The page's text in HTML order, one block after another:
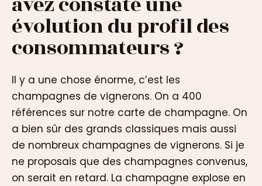
évolution du profil des
consommateurs ?
Il y a une chose énorme, c’est les
champagnes de vignerons. On a 400
références sur notre carte de champagne. On
a bien sûr des grands classiques mais aussi
de nombreux champagnes de vignerons. Si je
ne proposais que des champagnes convenus,
on serait en retard. La champagne explose en